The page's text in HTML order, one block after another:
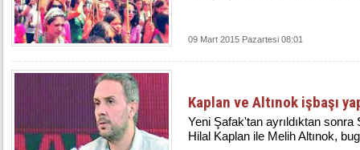
09 Mart 2015 Pazartesi 08:01
Kaplan ve Altınok işbaşı
Yeni Şafak'tan ayrıldıktan
Hilal Kaplan ile Melih Altınok,